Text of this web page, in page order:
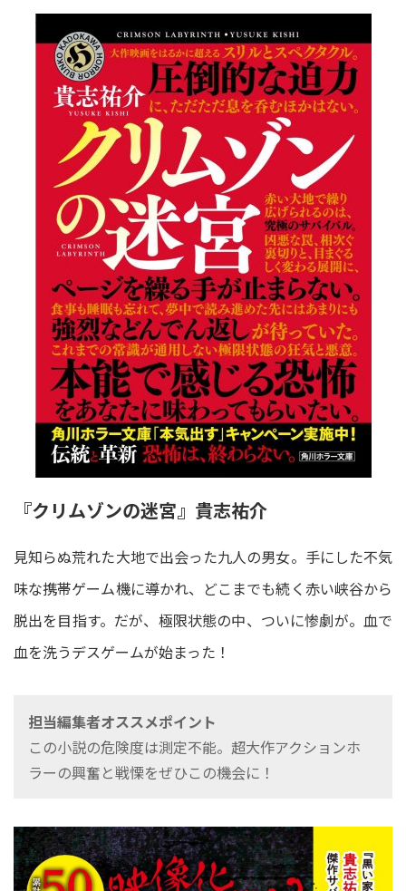
『クリムゾンの迷宮』貴志祐介
見知らぬ荒れた大地で出会った九人の男女。手にした不気
味な携帯ゲーム機に導かれ、どこまでも続く赤い峡谷から
脱出を目指す。だが、極限状態の中、ついに惨劇が。血で
血を洗うデスゲームが始まった！
担当編集者オススメポイント
この小説の危険度は測定不能。超大作アクションホ
ラーの興奮と戦慄をぜひこの機会に！